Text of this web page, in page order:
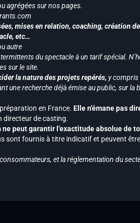
agrégées sur nos pages.
mises en relation, coaching, création
etc…
autre
du spectacle à un tarif spécial.
sur le site.
la nature des projets repérés, y compris
recherche déjà émise au public, sur la
en France. Elle n’émane pas
directeur de casting.
ne peut garantir l’exactitude absolue de
sont fournis à titre indicatif et peuvent
et la réglementation du